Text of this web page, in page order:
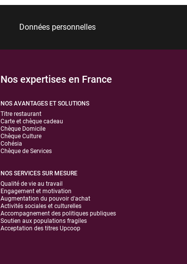
Données personnelles
Nos expertises en France
NOS AVANTAGES ET SOLUTIONS
Titre restaurant
Carte et chèque cadeau
Chèque Domicile
Chèque Culture
Cohésia
Chèque de Services
NOS SERVICES SUR MESURE
Qualité de vie au travail
Engagement et motivation
Augmentation du pouvoir d'achat
Activités sociales et culturelles
Accompagnement des politiques publiques
Soutien aux populations fragiles
Acceptation des titres Upcoop